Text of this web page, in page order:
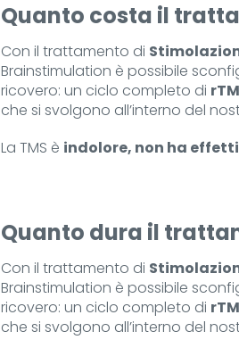
Quanto costa il
Con il trattamento di
Brainstimulation è possibile
ricovero: un ciclo completo di
che si svolgono all’interno del
La TMS è indolore, non ha
Quanto dura il
Con il trattamento di
Brainstimulation è possibile
ricovero: un ciclo completo di
che si svolgono all’interno del